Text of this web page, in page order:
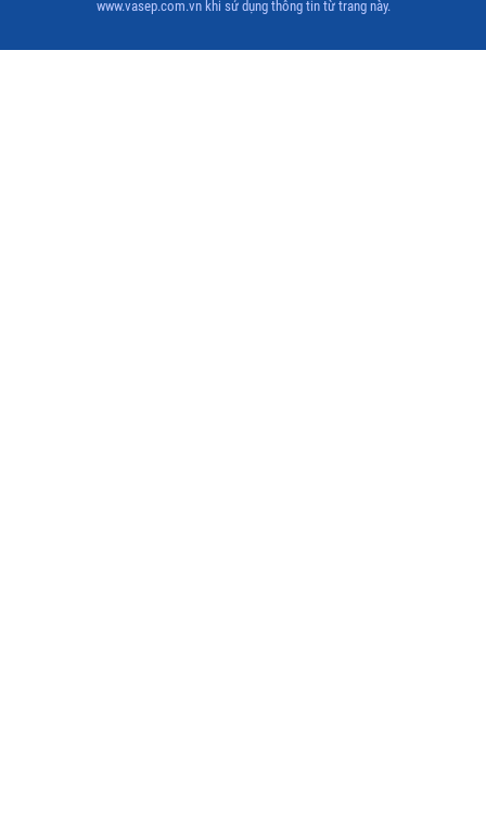
www.vasep.com.vn khi sử dụng thông tin từ trang này.